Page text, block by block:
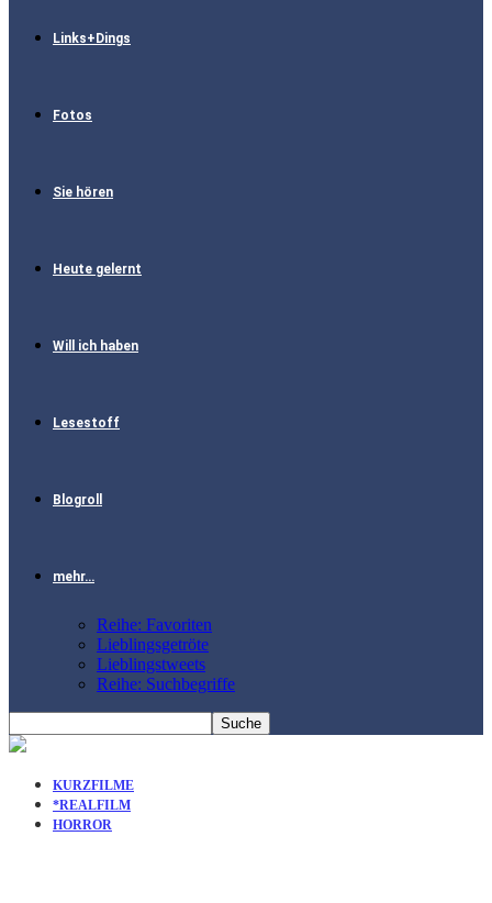
Links+Dings
Fotos
Sie hören
Heute gelernt
Will ich haben
Lesestoff
Blogroll
mehr…
Reihe: Favoriten
Lieblingsgetröte
Lieblingstweets
Reihe: Suchbegriffe
KURZFILME
*REALFILM
HORROR